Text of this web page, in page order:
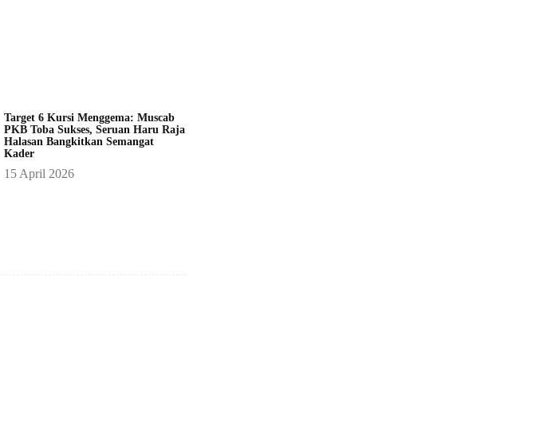
Target 6 Kursi Menggema: Muscab
PKB Toba Sukses, Seruan Haru Raja
Halasan Bangkitkan Semangat
Kader
15 April 2026